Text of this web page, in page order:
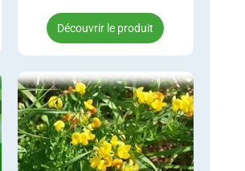
Découvrir le produit